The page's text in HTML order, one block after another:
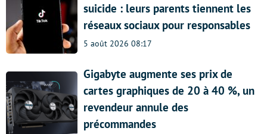
suicide : leurs parents tiennent les
réseaux sociaux pour responsables
5 août 2026 08:17
Gigabyte augmente ses prix de
cartes graphiques de 20 à 40 %, un
revendeur annule des
précommandes